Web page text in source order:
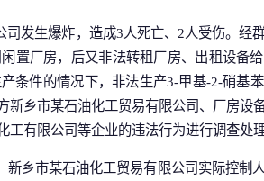
发生爆炸，造成3人死亡、2人受伤。经
置厂房，后又非法转租厂房、出租设备
条件的情况下，非法生产3-甲基-2-硝基
乡市某石油化工贸易有限公司、厂房设
有限公司等企业的违法行为进行调查处理
乡市某石油化工贸易有限公司实际控制